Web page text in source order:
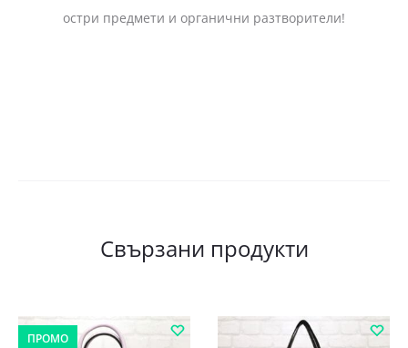
остри предмети и органични разтворители!
Свързани продукти
ПРОМО